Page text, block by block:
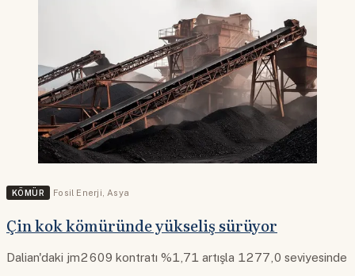
KÖMÜR Fosil Enerji Asya
Çin kok kömüründe yükseliş sürüyor
Dalian'daki jm2609 kontratı %1,71 artışla 1277,0 seviyesinde